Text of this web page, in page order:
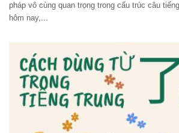
pháp vô cùng quan trọng trong cấu trúc câu
hôm nay,...